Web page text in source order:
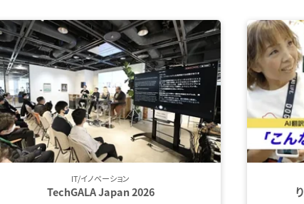
IT/イノベーション
TechGALA Japan 2026